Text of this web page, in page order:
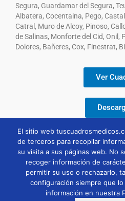
Segura, Guardamar del Segura,
Albatera, Cocentaina, Pego,
Catral, Muro de Alcoy, Pinoso,
de Salinas, Monforte del Cid, Onil,
Dolores, Bañeres, Cox, Finestrat,
Ver
El sitio web
de terceros para recopilar
su visita a sus páginas web. No
recoger información de
permitir su uso o rechazarlo,
configuración siempre que
información en nuestra